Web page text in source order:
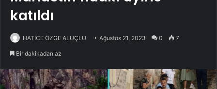
katıldı
HATİCE ÖZGE ALUÇLU Ağustos 21, 2023 0 7
Bir dakikadan az